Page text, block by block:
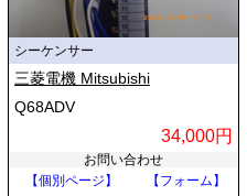
シーケンサー
三菱電機 Mitsubishi
Q68ADV
34,000円
お問い合わせ
【個別ページ】
【フォーム】